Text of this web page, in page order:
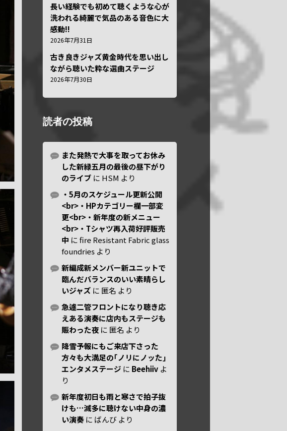
長い経験でも初めて聴くような心が
洗われる綺麗で気品のある音色に大
感動!!
2026年7月31日
古き良きジャズ黄金時代を思い出し
ながら聴いた粋な選曲ステージ
2026年7月30日
読者の投稿
また発熱で大事を取ってお休み
した新緑五月の最後の昼下がり
のライブ に HSM より
・5月のスケジュール更新公開
<br>・HPカテゴリー欄一部変
更<br>・新年度の新メニュー
<br>・Tシャツ再入荷好評販売
中 にfire Resistant Fabric glass
foundries より
新編成新メンバー新ユニットで
臨んだバランスのいい素晴らし
いジャズ に 匿名 より
急遽二管フロントになり聴き応
えある演奏に店内もステージも
賑わった夜 に 匿名 より
降雪予報にもご来店下さった
方々も大満足の｢ノリにノッた｣
エンタメステージ に Beehiiv よ
り
新年度初日も雨と寒さで拍子抜
けも…滅多に聴けない中身の濃
い演奏 に ばんび より